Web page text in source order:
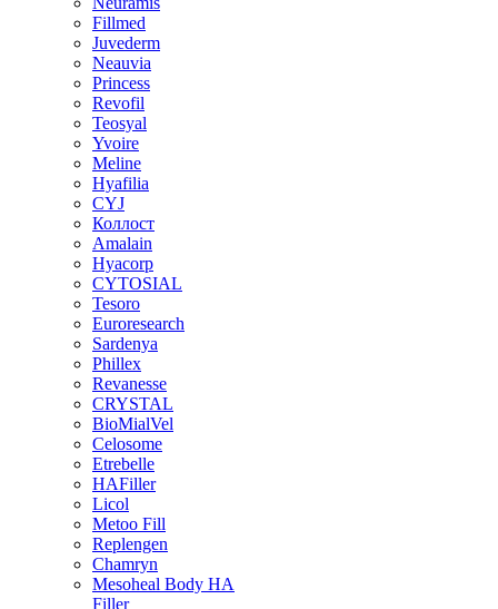
Fillmed
Juvederm
Neauvia
Princess
Revofil
Teosyal
Yvoire
Meline
Hyafilia
CYJ
Коллост
Amalain
Hyacorp
CYTOSIAL
Tesoro
Euroresearch
Sardenya
Phillex
Revanesse
CRYSTAL
BioMialVel
Celosome
Etrebelle
HAFiller
Licol
Metoo Fill
Replengen
Chamryn
Mesoheal Body HA
Filler